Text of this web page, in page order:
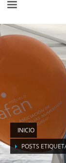
INICIO
POSTS